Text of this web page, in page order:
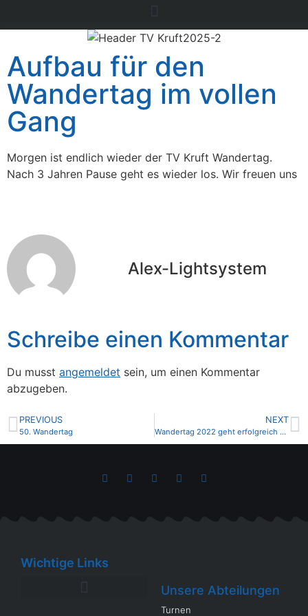
Aufbau für den
Wandertag im vollen
Gang
Morgen ist endlich wieder der TV Kruft Wandertag.
Nach 3 Jahren Pause geht es wieder los. Wir freuen uns
Alex-Lightsystem
Schreibe einen Kommentar
Du musst angemeldet sein, um einen Kommentar
abzugeben.
PREVIOUS
50. Wandertag
NEXT
Wandertag 2022 geht erfolgreich zu Ende
Wichtige Links
Unsere Abteilungen
Turnen